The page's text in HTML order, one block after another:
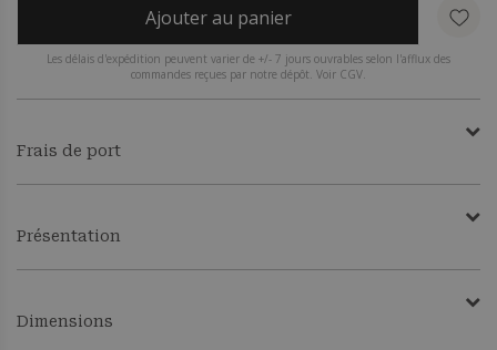
Ajouter au panier
Les délais d'expédition peuvent varier de +/- 7 jours ouvrables selon l'afflux des
commandes reçues par notre dépôt. Voir CGV.
Frais de port
Présentation
Dimensions